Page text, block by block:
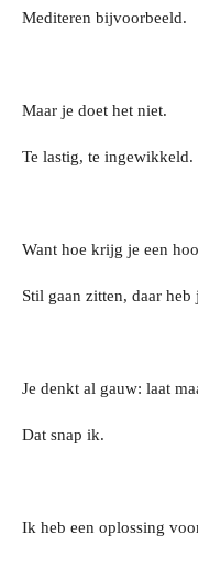
Mediteren bijvoorbeeld.
Maar je doet het niet.
Te lastig, te ingewikkeld.
Want hoe krijg je een
Stil gaan zitten, daar
Je denkt al gauw: laat
Dat snap ik.
Ik heb een oplossing